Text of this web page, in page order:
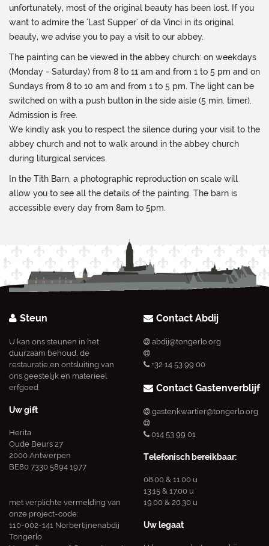
unfortunately, most of the original beauty has been lost. If you
want to admire the 'Last Supper' of da Vinci in its original
beauty, we advise you to pay a visit to our abbey.
The painting can be viewed in the abbey church: on weekdays
(Monday - Saturday) from 8 to 11 am and from 1 to 5 pm and on
Sundays from 8 to 10 am and from 1 to 5 pm. The light can be
switched on with a push button in the side aisle (5 min. timer).
Admission is free.
We kindly ask you to respect the silence during your visit to the
abbey church and not to walk around in the abbey church
during liturgical services.
In the Tith Barn, a photographic reproduction on scale will
allow you to see all the details of the painting. The barn is
accessible every day from 8am to 5pm.
Steun
U kan ons steunen in het
duurzaam behoud, de
restauratie en ontsluiting van
ons geestelijk en materieel
erfgoed.
Uw gift
Herita
Oude Beurs 27
2000 Antwerpen
BE80 7330 5894 1977
met verplichte vermelding van
onze project-code:
110-002-141 Norbertijnenabdij
Tongerlo
Contact Abdij
abdij@tongerlo.org
+32 14 53 99 00
Contact Gastenverblijf
gastenkwartier@tongerlo.org
014 53 99 01
Telefonisch bereikbaar:
08.00 & 11.00 u
13.15 & 17.00 u
19.00 & 20.30 u
Uw legaat